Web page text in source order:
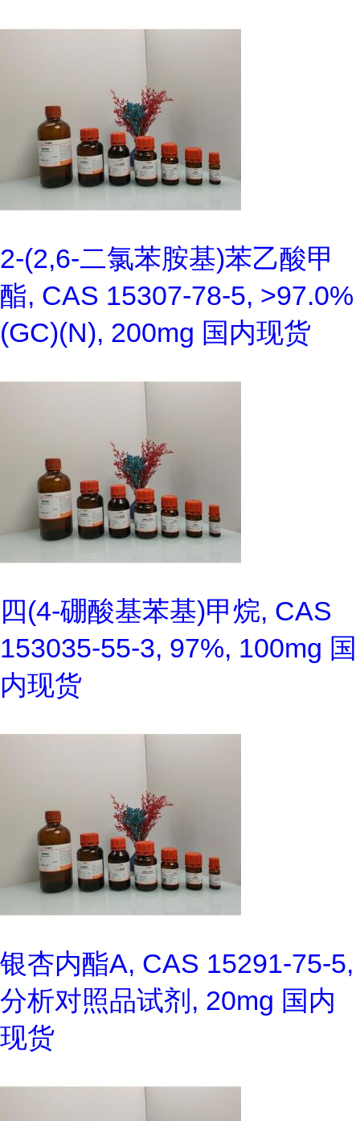
2-(2,6-二氯苯胺基)苯乙酸甲
酯, CAS 15307-78-5, >97.0%
(GC)(N), 200mg 国内现货
四(4-硼酸基苯基)甲烷, CAS
153035-55-3, 97%, 100mg 国
内现货
银杏内酯A, CAS 15291-75-5,
分析对照品试剂, 20mg 国内
现货